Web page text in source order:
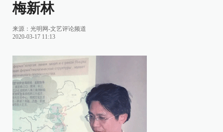
梅新林
来源： 光明网-文艺评论频道
2020-03-17 11:13